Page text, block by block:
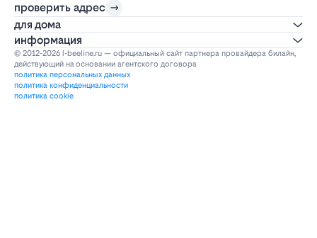
проверить адрес
для дома
информация
© 2012-2026 l-beeline.ru — официальный сайт партнера провайдера билайн,
действующий на основании агентского договора
политика персональных данных
политика конфиденциальности
политика cookie